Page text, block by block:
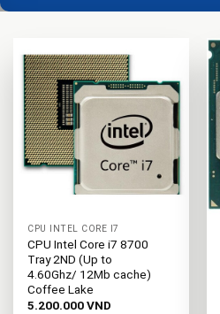
CPU INTEL CORE I7
CPU Intel Core i7 8700
Tray 2ND (Up to
4.60Ghz/ 12Mb cache)
Coffee Lake
5.200.000VND